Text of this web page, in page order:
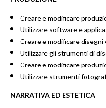
Creare e modificare
Utilizzare software e
Creare e modificare disegni
Utilizzare gli strumenti di
Creare e modificare
Utilizzare strumenti
NARRATIVA ED ESTETICA